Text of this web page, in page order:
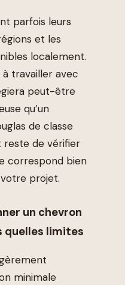
parfois leurs
et les
localement.
travailler avec
peut-être
qu’un
de classe
reste de vérifier
correspond bien
projet.
un chevron
quelles limites
minimale